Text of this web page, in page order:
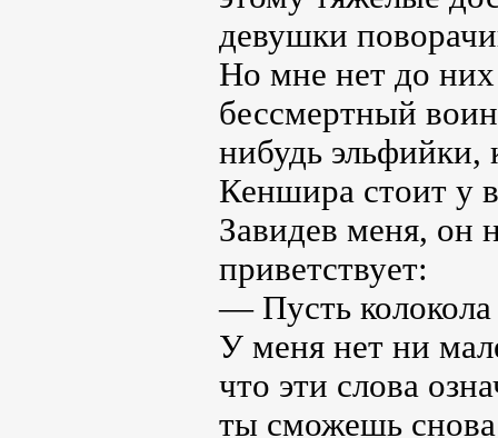
девушки
Но мне нет до
бессмертный
нибудь эльфийки,
Кеншира стоит у
Завидев меня, он
приветствует:
— Пусть колокола
У меня нет ни
что эти слова
ты сможешь снова